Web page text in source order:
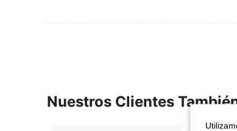
Nuestros Clientes